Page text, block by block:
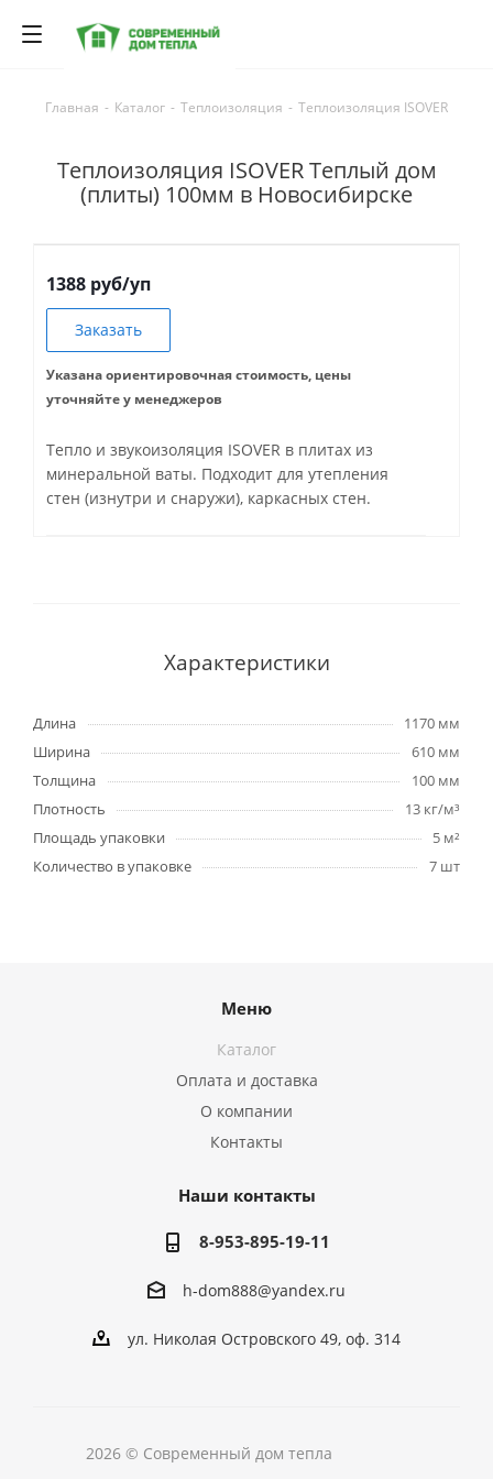
Главная - Каталог - Теплоизоляция - Теплоизоляция ISOVER
Теплоизоляция ISOVER Теплый дом
(плиты) 100мм в Новосибирске
1388 руб/уп
Заказать
Указана ориентировочная стоимость, цены
уточняйте у менеджеров
Тепло и звукоизоляция ISOVER в плитах из
минеральной ваты. Подходит для утепления
стен (изнутри и снаружи), каркасных стен.
Характеристики
Длина
1170 мм
Ширина
610 мм
Толщина
100 мм
Плотность
13 кг/м³
Площадь упаковки
5 м²
Количество в упаковке
7 шт
Меню
Каталог
Оплата и доставка
О компании
Контакты
Наши контакты
8-953-895-19-11
h-dom888@yandex.ru
ул. Николая Островского 49, оф. 314
2026 © Современный дом тепла